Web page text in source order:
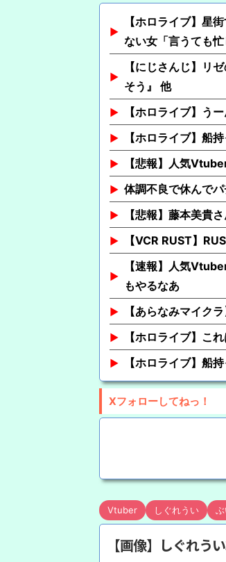
なってね？
【ホロライブ】星
ない女「言うても
【にじさんじ】リ
そう』 他
【ホロライブ】う
【ホロライブ】船
【悲報】人気
体調不良で休んで
【悲報】藤本美貴
【VCR RUST】
【速報】人気
もやるなあ
【あらなみマイク
【ホロライブ】こ
【ホロライブ】船
Xフォローしてねっ！
Vtuber しぐれうい ぶ
【画像】しぐれう